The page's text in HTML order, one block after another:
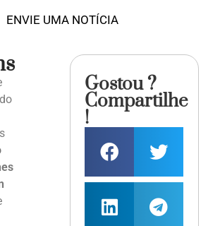
ENVIE UMA NOTÍCIA
Gostou ?
Compartilhe
!